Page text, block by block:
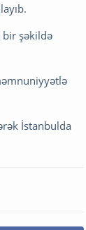
şəkildə
İstanbulda